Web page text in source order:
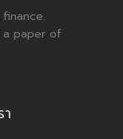
a paper of